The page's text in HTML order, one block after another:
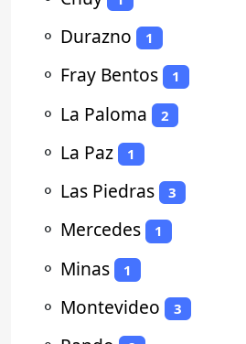
⚬ Durazno 1
⚬ Fray Bentos 1
⚬ La Paloma 2
⚬ La Paz 1
⚬ Las Piedras 3
⚬ Mercedes 1
⚬ Minas 1
⚬ Montevideo 3